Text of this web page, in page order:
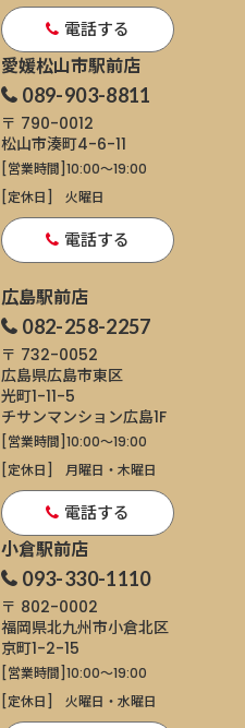
電話する
愛媛松山市駅前店
089-903-8811
〒 790-0012
松山市湊町4-6-11
[営業時間]10:00～19:00
[定休日]
火曜日
電話する
広島駅前店
082-258-2257
〒 732-0052
広島県広島市東区
光町1-11-5
チサンマンション広島1F
[営業時間]10:00～19:00
[定休日]
月曜日・木曜日
電話する
小倉駅前店
093-330-1110
〒 802-0002
福岡県北九州市小倉北区
京町1-2-15
[営業時間]10:00～19:00
[定休日]
火曜日・水曜日